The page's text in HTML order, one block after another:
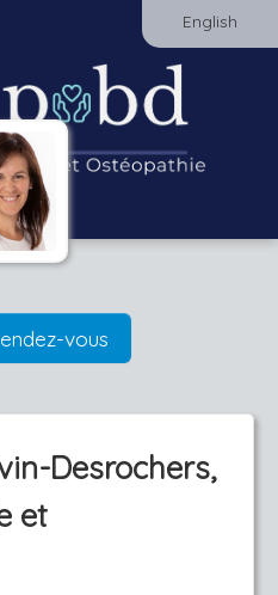
English
vous
Desrochers,
et